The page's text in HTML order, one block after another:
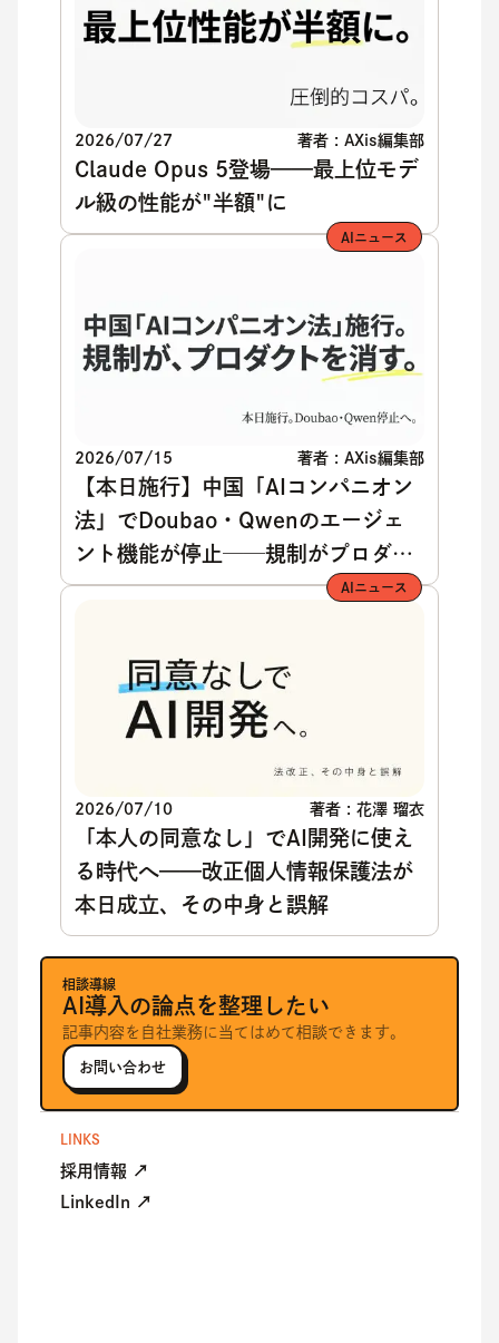
2026/07/27 著者 : AXis編集部
Claude Opus 5登場——最上位モデ
ル級の性能が"半額"に
2026/07/15 著者 : AXis編集部
【本日施行】中国「AIコンパニオン
法」でDoubao・Qwenのエージェ
ント機能が停止──規制がプロダク
トを消す日【2026年7月15日】
AIニュース
2026/07/10 著者 : 花澤 瑠衣
「本人の同意なし」でAI開発に使え
る時代へ——改正個人情報保護法が
本日成立、その中身と誤解
AIニュース
相談導線
AI導入の論点を整理したい
記事内容を自社業務に当てはめて相談できます。
お問い合わせ
LINKS
採用情報 ↗
LinkedIn ↗